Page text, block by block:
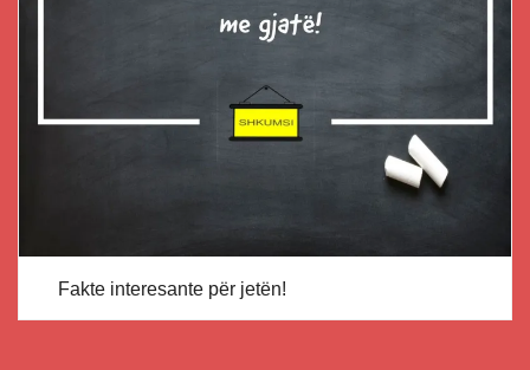
Fakte interesante për jetën!